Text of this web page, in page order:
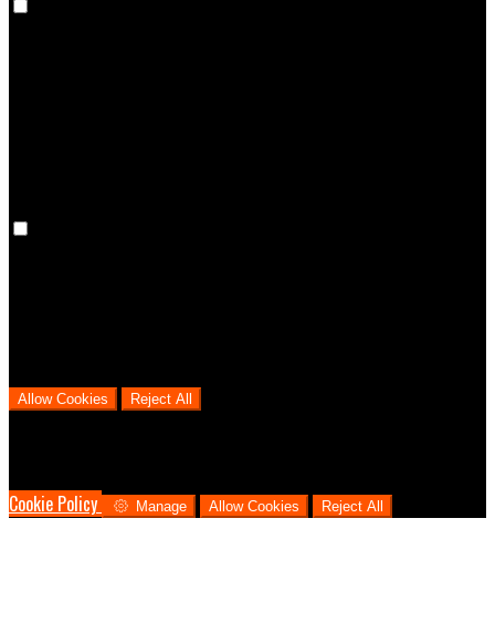
Allow Cookies Reject All
Cookie Policy
Manage Allow Cookies Reject All